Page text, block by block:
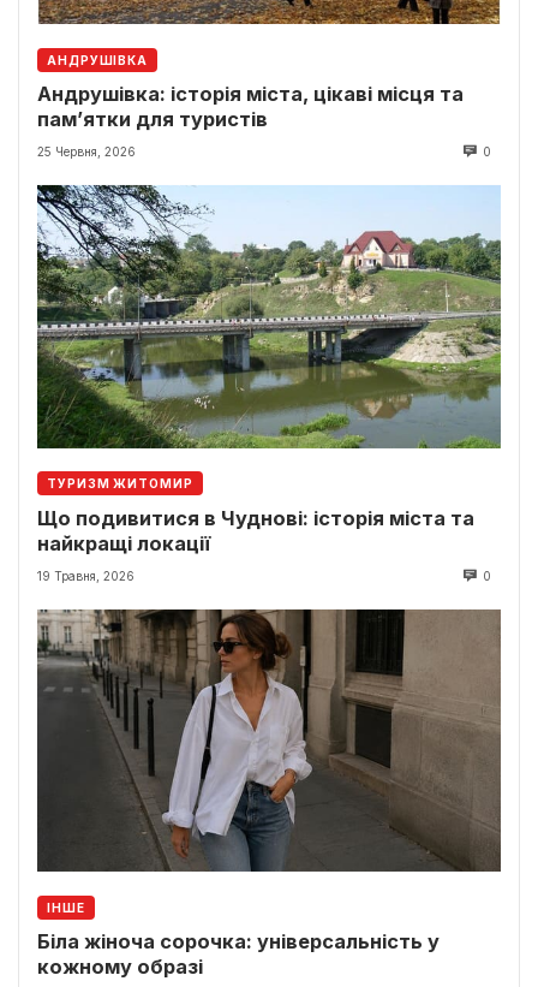
АНДРУШІВКА
Андрушівка: історія міста, цікаві місця та
пам’ятки для туристів
25 Червня, 2026 0
ТУРИЗМ ЖИТОМИР
Що подивитися в Чуднові: історія міста та
найкращі локації
19 Травня, 2026 0
ІНШЕ
Біла жіноча сорочка: універсальність у
кожному образі